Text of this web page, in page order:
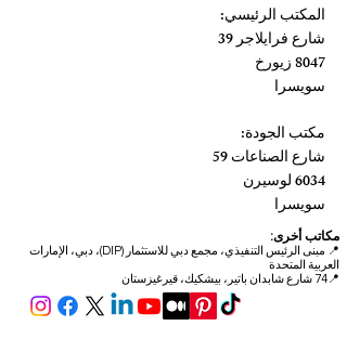
المكتب الرئيسي:
شارع فرايلاجر 39
8047 زيورخ
سويسرا
مكتب الجودة:
شارع الصناعات 59
6034 لوسيرن
سويسرا
مكاتب أخرى:
📍
مبنى الرئيس التنفيذي، مجمع دبي للاستثمار (DIP)، دبي، الإمارات
العربية المتحدة
📍74 شارع شابدان باتير، بيشكيك، قيرغيزستان